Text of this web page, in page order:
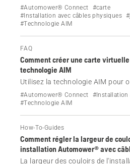
votre installation Automower®
physique et technologie AIM,
nouvelle carte virtuelle. Voici
#Automower® Connect
#carte
#Installation avec câbles physiques
#Technologie AIM
FAQ
Comment créer une carte
technologie AIM
Utilisez la technologie AIM pour
d'ensemble et un contrôle
votre pelouse et de votre robot
#Automower® Connect
#Installation
#Technologie AIM
How-To-Guides
Comment régler la largeur de
installation Automower® avec
La largeur des couloirs de